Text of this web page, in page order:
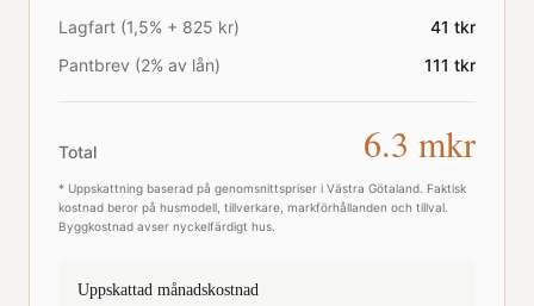
Lagfart (1,5% + 825 kr)
41 tkr
Pantbrev (2% av lån)
111 tkr
Total 6.3 mkr
* Uppskattning baserad på genomsnittspriser i Västra Götaland . Faktisk
kostnad beror på husmodell, tillverkare, markförhållanden och tillval.
Byggkostnad avser nyckelfärdigt hus.
Uppskattad månadskostnad